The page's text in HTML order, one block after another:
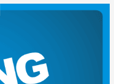
REDAKSI
DISCLAIMER